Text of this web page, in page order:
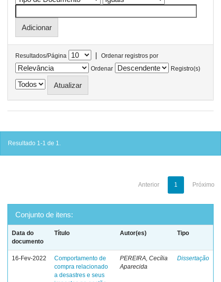
Resultados/Página |
Ordenar registros por
Ordenar
Registro(s)
Resultado 1-1 de 1.
Anterior 1 Próximo
Conjunto de itens:
Data do
documento
Título Autor(es) Tipo
16-Fev-2022
Comportamento de
compra relacionado
a desastres e seus
PEREIRA, Cecília
Aparecida
Dissertação